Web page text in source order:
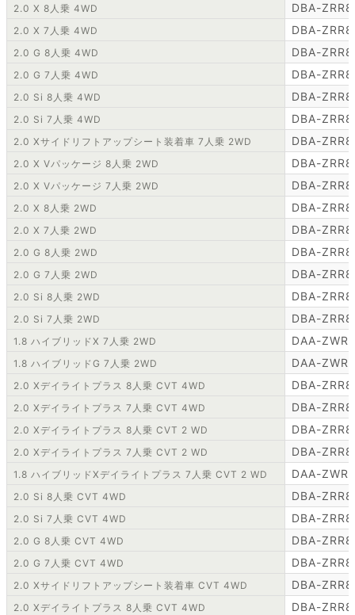
2.0 X 8人乗 4WD DBA-
2.0 X 7人乗 4WD DBA-
2.0 G 8人乗 4WD DBA-
2.0 G 7人乗 4WD DBA-
2.0 Si 8人乗 4WD DBA-
2.0 Si 7人乗 4WD DBA-
2.0 Xサイドリフトアップシート装着車 7人乗 2WD DBA-
2.0 X Vパッケージ 8人乗 2WD DBA-
2.0 X Vパッケージ 7人乗 2WD DBA-
2.0 X 8人乗 2WD DBA-
2.0 X 7人乗 2WD DBA-
2.0 G 8人乗 2WD DBA-
2.0 G 7人乗 2WD DBA-
2.0 Si 8人乗 2WD DBA-
2.0 Si 7人乗 2WD DBA-
1.8 ハイブリッドX 7人乗 2WD DAA-
1.8 ハイブリッドG 7人乗 2WD DAA-
2.0 Xデイライトプラス 8人乗 CVT 4WD DBA-
2.0 Xデイライトプラス 7人乗 CVT 4WD DBA-
2.0 Xデイライトプラス 8人乗 CVT 2 WD DBA-
2.0 Xデイライトプラス 7人乗 CVT 2 WD DBA-
1.8 ハイブリッドXデイライトプラス 7人乗 CVT 2 WD DAA-
2.0 Si 8人乗 CVT 4WD DBA-
2.0 Si 7人乗 CVT 4WD DBA-
2.0 G 8人乗 CVT 4WD DBA-
2.0 G 7人乗 CVT 4WD DBA-
2.0 Xサイドリフトアップシート装着車 CVT 4WD DBA-
2.0 Xデイライトプラス 8人乗 CVT 4WD DBA-